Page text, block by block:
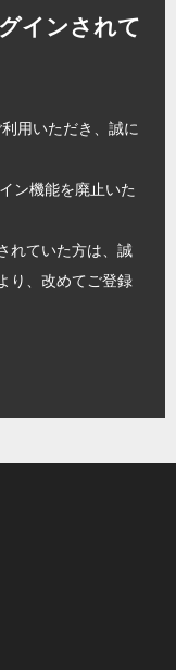
インされて
用いただき、誠に
ン機能を廃止いた
れていた方は、誠
り、改めてご登録